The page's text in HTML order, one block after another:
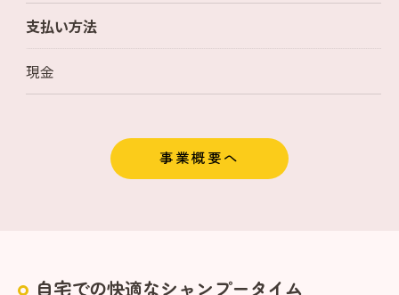
支払い方法
現金
事業概要へ
自宅での快適なシャンプータイム